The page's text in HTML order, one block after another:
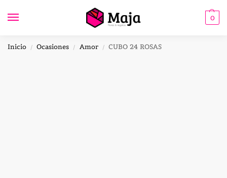
0
Inicio / Ocasiones / Amor / CUBO 24 ROSAS